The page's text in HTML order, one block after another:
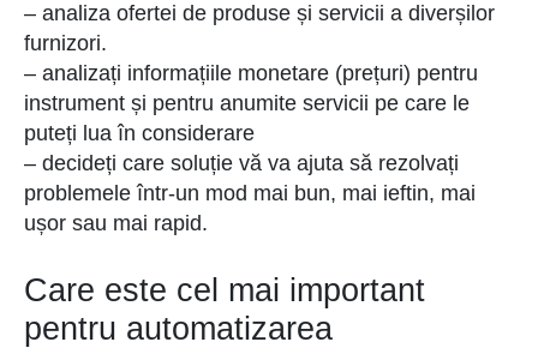
– analiza ofertei de produse și servicii a diverșilor
furnizori.
– analizați informațiile monetare (prețuri) pentru
instrument și pentru anumite servicii pe care le
puteți lua în considerare
– decideți care soluție vă va ajuta să rezolvați
problemele într-un mod mai bun, mai ieftin, mai
ușor sau mai rapid.
Care este cel mai important
pentru automatizarea